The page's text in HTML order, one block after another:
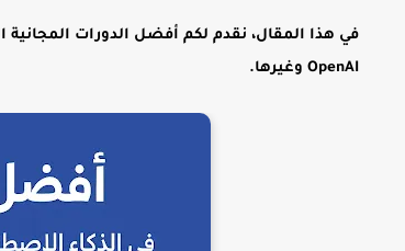
في هذا المقال، نقدم لكم أفضل الدورات المجانية
OpenAI وغيرها.